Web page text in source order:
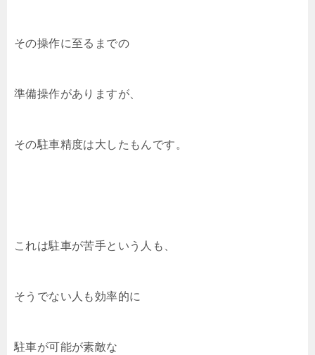
その操作に至るまでの
準備操作がありますが、
その駐車精度は大したもんです。
これは駐車が苦手という人も、
そうでない人も効率的に
駐車が可能が素敵な